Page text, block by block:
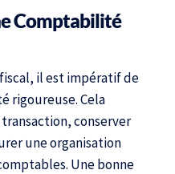
Comptabilité
il est impératif de
rigoureuse. Cela
conserver
une organisation
Une bonne